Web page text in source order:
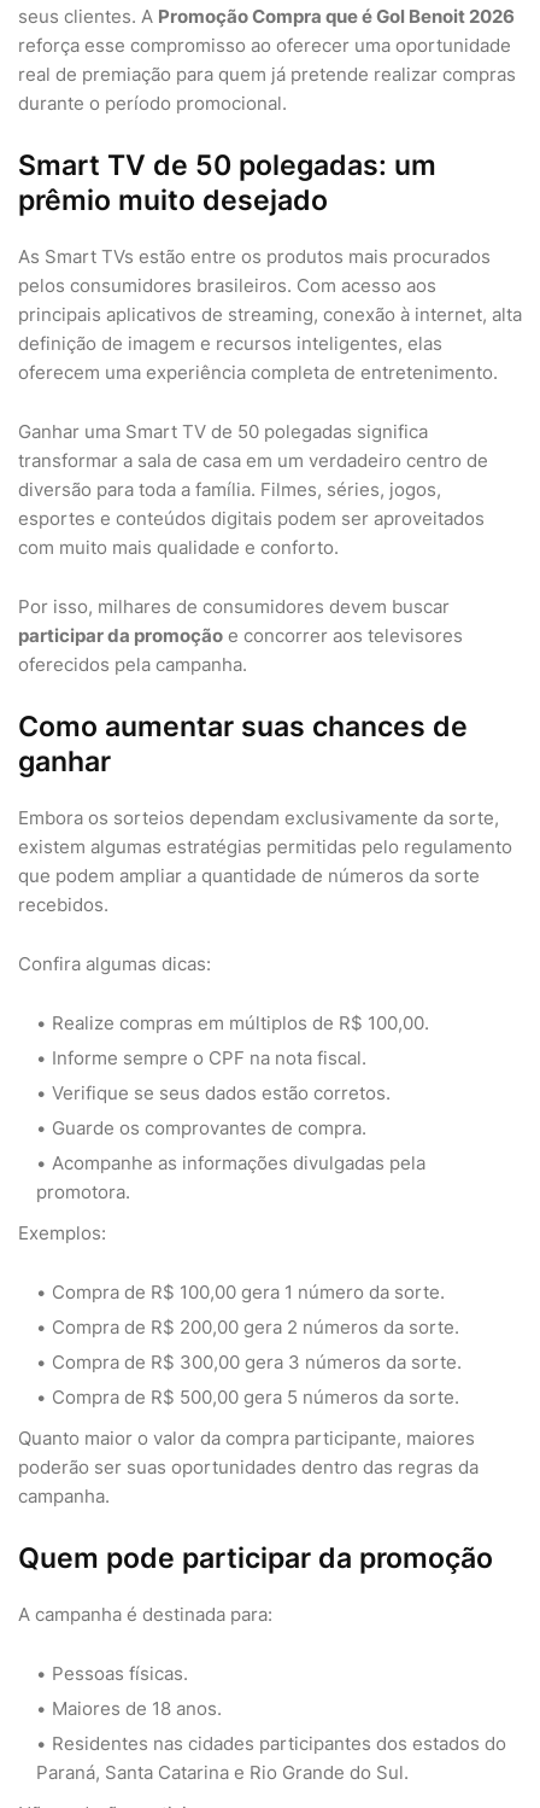
seus clientes. A Promoção Compra que é Gol Benoit 2026
reforça esse compromisso ao oferecer uma oportunidade
real de premiação para quem já pretende realizar compras
durante o período promocional.
Smart TV de 50 polegadas: um
prêmio muito desejado
As Smart TVs estão entre os produtos mais procurados
pelos consumidores brasileiros. Com acesso aos
principais aplicativos de streaming, conexão à internet, alta
definição de imagem e recursos inteligentes, elas
oferecem uma experiência completa de entretenimento.
Ganhar uma Smart TV de 50 polegadas significa
transformar a sala de casa em um verdadeiro centro de
diversão para toda a família. Filmes, séries, jogos,
esportes e conteúdos digitais podem ser aproveitados
com muito mais qualidade e conforto.
Por isso, milhares de consumidores devem buscar
participar da promoção e concorrer aos televisores
oferecidos pela campanha.
Como aumentar suas chances de
ganhar
Embora os sorteios dependam exclusivamente da sorte,
existem algumas estratégias permitidas pelo regulamento
que podem ampliar a quantidade de números da sorte
recebidos.
Confira algumas dicas:
Realize compras em múltiplos de R$ 100,00.
Informe sempre o CPF na nota fiscal.
Verifique se seus dados estão corretos.
Guarde os comprovantes de compra.
Acompanhe as informações divulgadas pela
promotora.
Exemplos:
Compra de R$ 100,00 gera 1 número da sorte.
Compra de R$ 200,00 gera 2 números da sorte.
Compra de R$ 300,00 gera 3 números da sorte.
Compra de R$ 500,00 gera 5 números da sorte.
Quanto maior o valor da compra participante, maiores
poderão ser suas oportunidades dentro das regras da
campanha.
Quem pode participar da promoção
A campanha é destinada para:
Pessoas físicas.
Maiores de 18 anos.
Residentes nas cidades participantes dos estados do
Paraná, Santa Catarina e Rio Grande do Sul.